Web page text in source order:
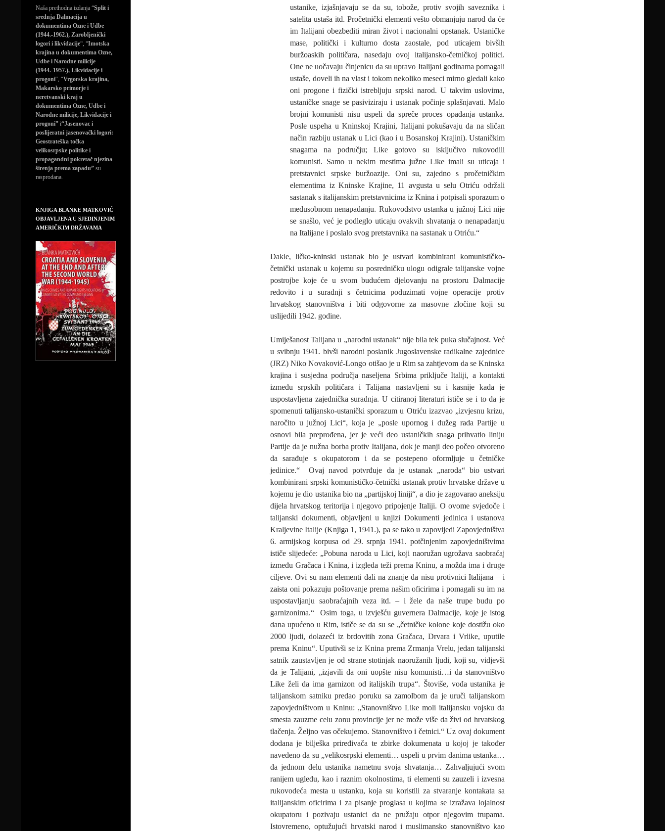
ustanike, izjašnjavaju se da su, tobože, protiv svojih saveznika i
satelita ustaša itd. Pročetnički elementi vešto obmanjuju narod da će
im Italijani obezbediti miran život i nacionalni opstanak. Ustaničke
mase, politički i kulturno dosta zaostale, pod uticajem bivših
buržoaskih političara, nasedaju ovoj italijansko-četničkoj politici.
One ne uočavaju činjenicu da su upravo Italijani godinama pomagali
ustaše, doveli ih na vlast i tokom nekoliko meseci mirno gledali kako
oni progone i fizički istrebljuju srpski narod. U takvim uslovima,
ustaničke snage se pasiviziraju i ustanak počinje splašnjavati. Malo
brojni komunisti nisu uspeli da spreče proces opadanja ustanka.
Posle uspeha u Kninskoj Krajini, Italijani pokušavaju da na sličan
način razbiju ustanak u Lici (kao i u Bosanskoj Krajini). Ustaničkim
snagama na području; Like gotovo su isključivo rukovodili
komunisti. Samo u nekim mestima južne Like imali su uticaja i
pretstavnici srpske buržoazije. Oni su, zajedno s pročetničkim
elementima iz Kninske Krajine, 11 avgusta u selu Otriću održali
sastanak s italijanskim pretstavnicima iz Knina i potpisali sporazum o
međusobnom nenapadanju. Rukovodstvo ustanka u južnoj Lici nije
se snašlo, već je podleglo uticaju ovakvih shvatanja o nenapadanju
na Italijane i poslalo svog pretstavnika na sastanak u Otriću.“
Dakle, ličko-kninski ustanak bio je ustvari kombinirani komunističko-
četnički ustanak u kojemu su posredničku ulogu odigrale talijanske vojne
postrojbe koje će u svom budućem djelovanju na prostoru Dalmacije
redovito i u suradnji s četnicima poduzimati vojne operacije protiv
hrvatskog stanovništva i biti odgovorne za masovne zločine koji su
uslijedili 1942. godine.
Umiješanost Talijana u „narodni ustanak“ nije bila tek puka slučajnost. Već
u svibnju 1941. bivši narodni poslanik Jugoslavenske radikalne zajednice
(JRZ) Niko Novaković-Longo otišao je u Rim sa zahtjevom da se Kninska
krajina i susjedna područja naseljena Srbima priključe Italiji, a kontakti
između srpskih političara i Talijana nastavljeni su i kasnije kada je
uspostavljena zajednička suradnja. U citiranoj literaturi ističe se i to da je
spomenuti talijansko-ustanički sporazum u Otriću izazvao „izvjesnu krizu,
naročito u južnoj Lici“, koja je „posle upornog i dužeg rada Partije u
osnovi bila preprođena, jer je veći deo ustaničkih snaga prihvatio liniju
Partije da je nužna borba protiv Italijana, dok je manji deo počeo otvoreno
da sarađuje s okupatorom i da se postepeno oformljuje u četničke
jedinice.“ Ovaj navod potvrđuje da je ustanak „naroda“ bio ustvari
kombinirani srpski komunističko-četnički ustanak protiv hrvatske države u
kojemu je dio ustanika bio na „partijskoj liniji“, a dio je zagovarao aneksiju
dijela hrvatskog teritorija i njegovo pripojenje Italiji. O ovome svjedoče i
talijanski dokumenti, objavljeni u knjizi Dokumenti jedinica i ustanova
Kraljevine Italije (Knjiga 1, 1941.), pa se tako u zapovijedi Zapovjedništva
6. armijskog korpusa od 29. srpnja 1941. potčinjenim zapovjedništvima
ističe slijedeće: „Pobuna naroda u Lici, koji naoružan ugrožava saobraćaj
između Gračaca i Knina, i izgleda teži prema Kninu, a možda ima i druge
ciljeve. Ovi su nam elementi dali na znanje da nisu protivnici Italijana – i
zaista oni pokazuju poštovanje prema našim oficirima i pomagali su im na
uspostavljanju saobraćajnih veza itd. – i žele da naše trupe budu po
garnizonima.“ Osim toga, u izvješću guvernera Dalmacije, koje je istog
dana upućeno u Rim, ističe se da su se „četničke kolone koje dostižu oko
2000 ljudi, dolazeći iz brdovitih zona Gračaca, Drvara i Vrlike, uputile
prema Kninu“. Uputivši se iz Knina prema Zrmanja Vrelu, jedan talijanski
satnik zaustavljen je od strane stotinjak naoružanih ljudi, koji su, vidjevši
da je Talijani, „izjavili da oni uopšte nisu komunisti…i da stanovništvo
Like želi da ima garnizon od italijskih trupa“. Štoviše, vođa ustanika je
talijanskom satniku predao poruku sa zamolbom da je uruči talijanskom
zapovjedništvom u Kninu: „Stanovništvo Like moli italijansku vojsku da
smesta zauzme celu zonu provincije jer ne može više da živi od hrvatskog
tlačenja. Željno vas očekujemo. Stanovništvo i četnici.“ Uz ovaj dokument
dodana je bilješka priređivača te zbirke dokumenata u kojoj je također
navedeno da su „velikosrpski elementi… uspeli u prvim danima ustanka…
da jednom delu ustanika nametnu svoja shvatanja… Zahvaljujući svom
ranijem ugledu, kao i raznim okolnostima, ti elementi su zauzeli i izvesna
rukovodeća mesta u ustanku, koja su koristili za stvaranje kontakata sa
italijanskim oficirima i za pisanje proglasa u kojima se izražava lojalnost
okupatoru i pozivaju ustanici da ne pružaju otpor njegovim trupama.
Istovremeno, optužujući hrvatski narod i muslimansko stanovništvo kao
Naša prethodna izdanja “Split i
srednja Dalmacija u
dokumentima Ozne i Udbe
(1944.-1962.), Zarobljenički
logori i likvidacije“, “Imotska
krajina u dokumentima Ozne,
Udbe i Narodne milicije
(1944.-1957.), Likvidacije i
progoni“, “Vrgorska krajina,
Makarsko primorje i
neretvanski kraj u
dokumentima Ozne, Udbe i
Narodne milicije, Likvidacije i
progoni” i“Jasenovac i
poslijeratni jasenovački logori:
Geostrateška točka
velikosrpske politike i
propagandni pokretač njezina
širenja prema zapadu” su
rasprodana.
KNJIGA BLANKE MATKOVIĆ
OBJAVLJENA U SJEDINJENIM
AMERIČKIM DRŽAVAMA